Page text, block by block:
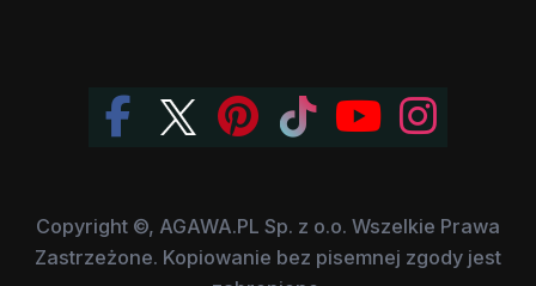
Copyright ©, AGAWA.PL Sp. z o.o. Wszelkie Prawa
Zastrzeżone. Kopiowanie bez pisemnej zgody jest